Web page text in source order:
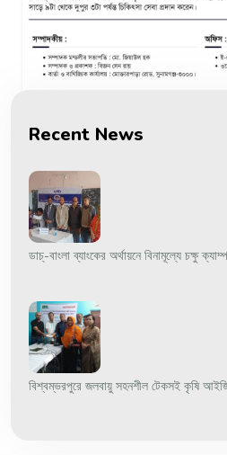
Recent News
ডাচ্-বাংলা ব্যাংকের অর্থায়নে বিনামূল্যে চক্ষু ক্যাম্প
বিশ্বম্ভরপুরে জলবায়ু সহনশীল টেকসই কৃষি